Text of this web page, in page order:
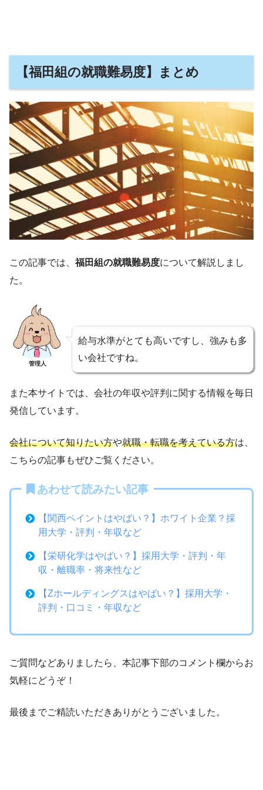
【福田組の就職難易度】まとめ
この記事では、 福田組の就職難易度について解説しまし
た。
管理人
給与水準がとても高いですし、強みも多
い会社ですね。
また本サイトでは、会社の年収や評判に関する情報を毎日
発信しています。
会社について知りたい方や就職・転職を考えている方は、
こちらの記事もぜひご覧ください。
あわせて読みたい記事
【関西ペイントはやばい？】ホワイト企業？採
用大学・評判・年収など
【栄研化学はやばい？】採用大学・評判・年
収・離職率・将来性など
【Zホールディングスはやばい？】採用大学・
評判・口コミ・年収など
ご質問などありましたら、本記事下部のコメント欄からお
気軽にどうぞ！
最後までご精読いただきありがとうございました。